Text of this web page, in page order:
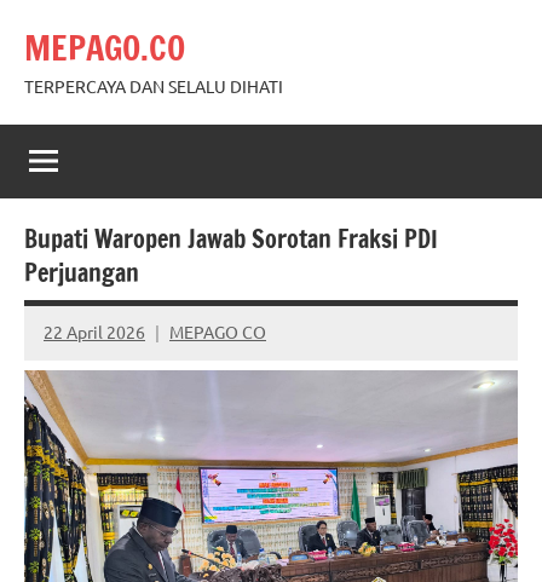
content
MEPAGO.CO
TERPERCAYA DAN SELALU DIHATI
Bupati Waropen Jawab Sorotan Fraksi PDI
Perjuangan
22 April 2026 MEPAGO CO
No
comments